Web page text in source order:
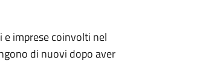
imprese coinvolti nel
di nuovi dopo aver